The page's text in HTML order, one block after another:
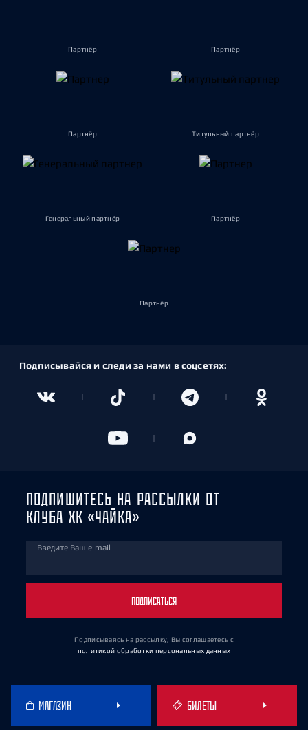
Партнёр Партнёр
Партнёр Титульный партнёр
Генеральный партнёр Партнёр
Партнёр
Подписывайся и следи за нами в соцсетях:
ПОДПИШИТЕСЬ НА РАССЫЛКИ ОТ
КЛУБА ХК «ЧАЙКА»
Введите Ваш e-mail
ПОДПИСАТЬСЯ
Подписываясь на рассылку, Вы соглашаетесь с
политикой обработки персональных данных
МАГАЗИН БИЛЕТЫ